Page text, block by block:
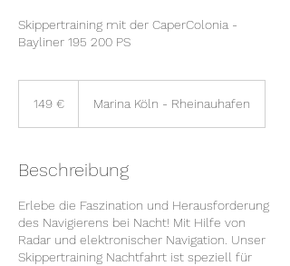
Skippertraining mit der CaperColonia -
Bayliner 195 200 PS
149 € Marina Köln - Rheinauhafen
Beschreibung
Erlebe die Faszination und Herausforderung
des Navigierens bei Nacht! Mit Hilfe von
Radar und elektronischer Navigation. Unser
Skippertraining Nachtfahrt ist speziell für